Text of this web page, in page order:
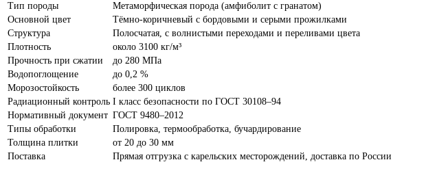
Тип породы
Метаморфическая порода (амфиболит с гранатом)
Основной цвет
Тёмно-коричневый с бордовыми и серыми прожилками
Структура
Полосчатая, с волнистыми переходами и переливами цвета
Плотность
около 3100 кг/м³
Прочность при сжатии
до 280 МПа
Водопоглощение
до 0,2 %
Морозостойкость
более 300 циклов
Радиационный контроль I класс безопасности по ГОСТ 30108–94
Нормативный документ ГОСТ 9480–2012
Типы обработки
Полировка, термообработка, бучардирование
Толщина плитки
от 20 до 30 мм
Поставка
Прямая отгрузка с карельских месторождений, доставка по России